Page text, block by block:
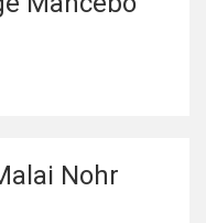
Nohr